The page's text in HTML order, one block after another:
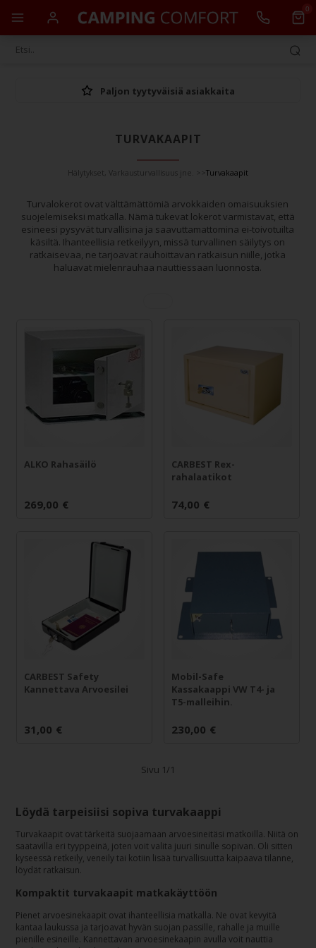
0
Paljon tyytyväisiä asiakkaita
TURVAKAAPIT
Hälytykset, Varkausturvallisuus jne. Turvakaapit
Turvalokerot ovat välttämättömiä arvokkaiden omaisuuksien
suojelemiseksi matkalla. Nämä tukevat lokerot varmistavat, että
esineesi pysyvät turvallisina ja saavuttamattomina ei-toivotuilta
käsiltä. Ihanteellisia retkeilyyn, missä turvallinen säilytys on
ratkaisevaa, ne tarjoavat rauhoittavan ratkaisun niille, jotka
haluavat mielenrauhaa nauttiessaan luonnosta.
ALKO Rahasäilö
269,00 €
CARBEST Rex-
rahalaatikot
74,00 €
CARBEST Safety
Kannettava Arvoesilei
31,00 €
Mobil-Safe
Kassakaappi VW T4- ja
T5-malleihin.
230,00 €
Sivu 1/1
Löydä tarpeisiisi sopiva turvakaappi
Turvakaapit ovat tärkeitä suojaamaan arvoesineitäsi matkoilla. Niitä on
saatavilla eri tyyppeinä, joten voit valita juuri sinulle sopivan. Oli sitten
kyseessä retkeily, veneily tai kotiin lisää turvallisuutta kaipaava tilanne,
löydät ratkaisun.
Kompaktit turvakaapit matkakäyttöön
Pienet arvoesinekaapit ovat ihanteellisia matkalla. Ne ovat kevyitä
kantaa laukussa ja tarjoavat hyvän suojan passille, rahalle ja muille
pienille esineille. Kannettavan arvoesinekaapin avulla voit nauttia